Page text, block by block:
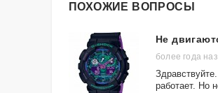
ПОХОЖИЕ ВОПРОСЫ
Не
более года
работает. Но